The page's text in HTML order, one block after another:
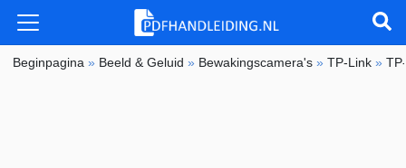
Beginpagina » Beeld & Geluid » Bewakingscamera's »TP-Link »